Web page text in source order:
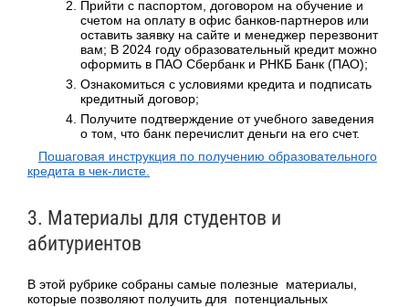
Прийти с паспортом, договором на обучение и
счетом на оплату в офис банков-партнеров или
оставить заявку на сайте и менеджер перезвонит
вам; В 2024 году образовательный кредит можно
оформить в ПАО Сбербанк и РНКБ Банк (ПАО);
Ознакомиться с условиями кредита и подписать
кредитный договор;
Получите подтверждение от учебного заведения
о том, что банк перечислит деньги на его счет.
Пошаговая инструкция по получению образовательного
кредита в чек-листе.
3. Материалы для студентов и
абитуриентов
В этой рубрике собраны самые полезные материалы,
которые позволяют получить для потенциальных